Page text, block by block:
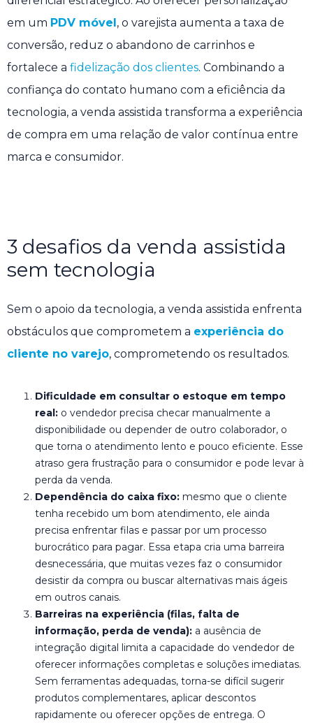
em um PDV móvel, o varejista aumenta a taxa de
conversão, reduz o abandono de carrinhos e
fortalece a fidelização dos clientes. Combinando a
confiança do contato humano com a eficiência da
tecnologia, a venda assistida transforma a experiência
de compra em uma relação de valor contínua entre
marca e consumidor.
3 desafios da venda assistida
sem tecnologia
Sem o apoio da tecnologia, a venda assistida enfrenta
obstáculos que comprometem a experiência do
cliente no varejo, comprometendo os resultados.
Dificuldade em consultar o estoque em tempo
real: o vendedor precisa checar manualmente a
disponibilidade ou depender de outro colaborador, o
que torna o atendimento lento e pouco eficiente. Esse
atraso gera frustração para o consumidor e pode levar à
perda da venda.
Dependência do caixa fixo: mesmo que o cliente
tenha recebido um bom atendimento, ele ainda
precisa enfrentar filas e passar por um processo
burocrático para pagar. Essa etapa cria uma barreira
desnecessária, que muitas vezes faz o consumidor
desistir da compra ou buscar alternativas mais ágeis
em outros canais.
Barreiras na experiência (filas, falta de
informação, perda de venda): a ausência de
integração digital limita a capacidade do vendedor de
oferecer informações completas e soluções imediatas.
Sem ferramentas adequadas, torna-se difícil sugerir
produtos complementares, aplicar descontos
rapidamente ou oferecer opções de entrega. O